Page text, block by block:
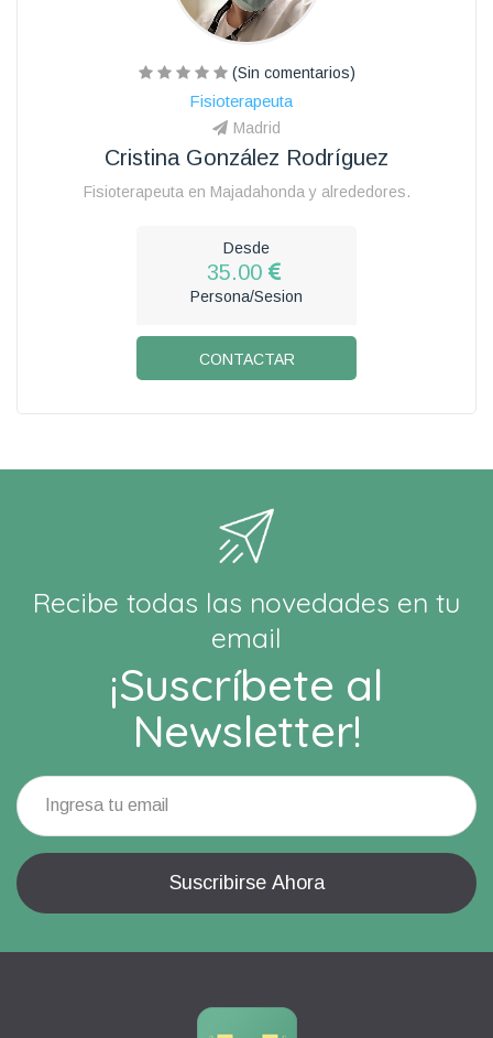
(Sin comentarios)
Fisioterapeuta
Madrid
Cristina González Rodríguez
Fisioterapeuta en Majadahonda y alrededores.
Desde
35.00
Persona/Sesion
CONTACTAR
Recibe todas las novedades en tu
email
¡Suscríbete al
Newsletter!